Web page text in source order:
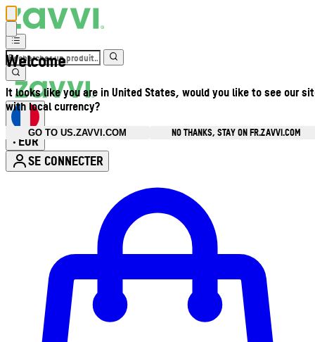
Welcome
It looks like you are in United States, would you like to see our
with local currency?
GO TO US.ZAVVI.COM
NO THANKS, STAY ON FR.ZAVVI.COM
• EUR
SE CONNECTER